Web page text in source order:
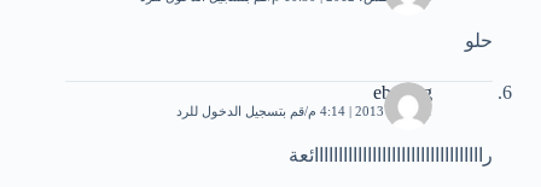
حلو
ebtehag
21 يناير، 2013 | 4:14 م قم بتسجيل الدخول للرد
رااااااااااااااااااااااااااااااااااائعة